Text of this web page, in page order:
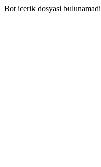
Bot icerik dosyasi bulunamadi